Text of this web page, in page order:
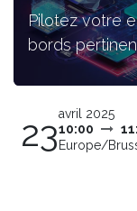
Pilotez votre
bords
23avril 2025
10:00
Europe/